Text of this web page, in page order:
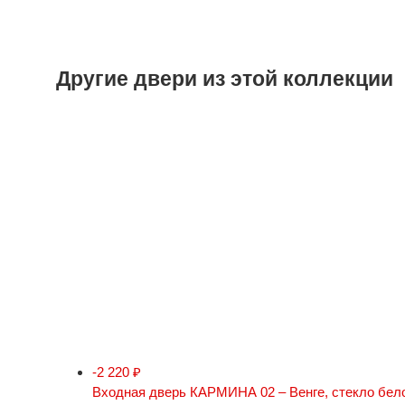
Другие двери из этой коллекции
-2 220 ₽
Входная дверь КАРМИНА 02 – Венге, стекло